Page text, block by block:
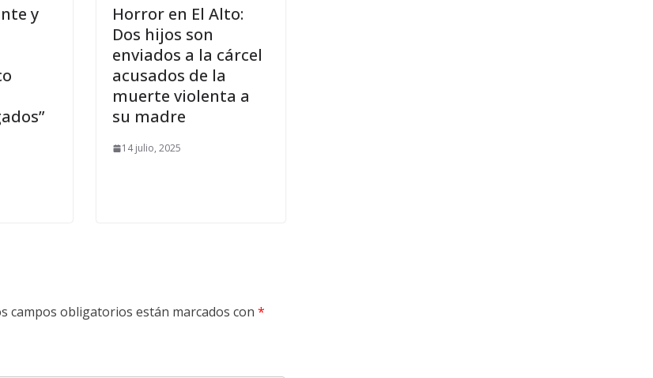
y
Horror en El Alto:
Dos hijos son
enviados a la cárcel
acusados de la
muerte violenta a
su madre
14 julio, 2025
campos obligatorios están marcados con *